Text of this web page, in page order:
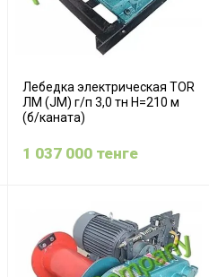
Лебедка электрическая TOR
ЛМ (JM) г/п 3,0 тн Н=210 м
(б/каната)
1 037 000 тенге